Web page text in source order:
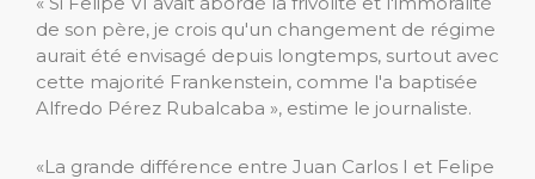
de son père, je crois qu'un changement de régime
aurait été envisagé depuis longtemps, surtout avec
cette majorité Frankenstein, comme l'a baptisée
Alfredo Pérez Rubalcaba », estime le journaliste.
«La grande différence entre Juan Carlos I et Felipe